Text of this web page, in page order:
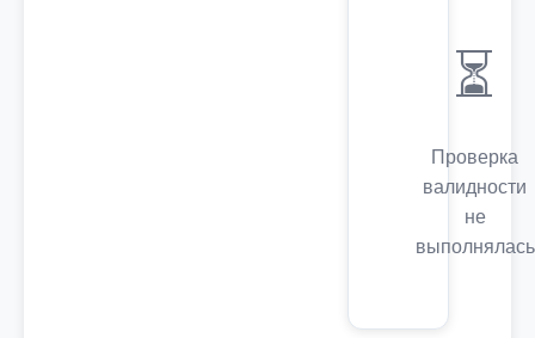
⏳
Проверка
валидности
не
выполнялась